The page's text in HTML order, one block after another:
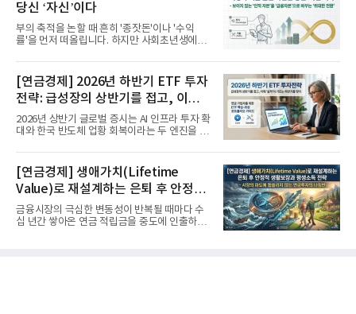
당신 ‘자신’이다
부의 축적을 논할 때 흔히 '종잣돈'이나 '수익
률'을 먼저 떠올립니다. 하지만 사회초년생에게
[연금경제] 2026년 하반기 ETF 투자
전략: 급성장의 상반기를 접고, 이제
'실적'이 가르는 하반기를 맞다
2026년 상반기 글로벌 증시는 AI 인프라 투자 확
대와 한국 반도체 업황 회복이라는 두 엔진을 달
[연금경제] 생애가치(Lifetime
Value)로 재설계하는 은퇴 후 안정적
생활보장과 평생소득 전략
금융시장의 극심한 변동성이 반복될 때마다 수
십 년간 쌓아온 연금 적립금을 중도에 인출하거